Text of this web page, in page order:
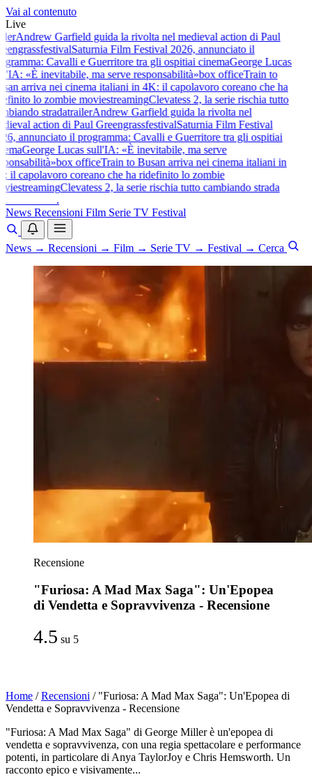
Vai al contenuto
Live
Andrew Garfield guida la rivolta nel medieval action di Paul
festivalSaturnia Film Festival 2026, annunciato il
Cavalli e Guerritore tra gli ospitiai cinemaGeorge Lucas
«È inevitabile, ma serve responsabilità»box officeTrain to
arriva nei cinema italiani in 4K: il capolavoro coreano che ha
lo zombie moviestreamingClevatess 2, la serie rischia tutto
stradatrailerAndrew Garfield guida la rivolta nel
action di Paul GreengrassfestivalSaturnia Film Festival
annunciato il programma: Cavalli e Guerritore tra gli ospitiai
George Lucas sull'IA: «È inevitabile, ma serve
box officeTrain to Busan arriva nei cinema italiani in
il capolavoro coreano che ha ridefinito lo zombie
streamingClevatess 2, la serie rischia tutto cambiando strada
.
News Recensioni Film Serie TV Festival
News → Recensioni → Film → Serie TV → Festival → Cerca
Recensione
"Furiosa: A Mad Max Saga": Un'Epopea
di Vendetta e Sopravvivenza - Recensione
4.5 su 5
Home / Recensioni / "Furiosa: A Mad Max Saga": Un'Epopea di
Vendetta e Sopravvivenza - Recensione
"Furiosa: A Mad Max Saga" di George Miller è un'epopea di
vendetta e sopravvivenza, con una regia spettacolare e performance
potenti, in particolare di Anya TaylorJoy e Chris Hemsworth. Un
racconto epico e visivamente...